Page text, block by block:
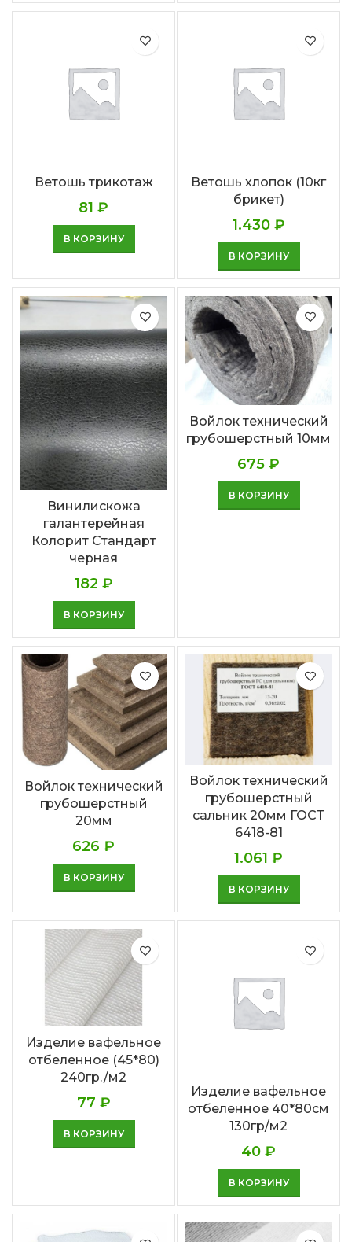
Ветошь трикотаж
81 ₽
В КОРЗИНУ
Ветошь хлопок (10кг
брикет)
1.430 ₽
В КОРЗИНУ
Винилискожа
галантерейная
Колорит Стандарт
черная
182 ₽
В КОРЗИНУ
Войлок технический
грубошерстный 10мм
675 ₽
В КОРЗИНУ
Войлок технический
грубошерстный
20мм
626 ₽
В КОРЗИНУ
Войлок технический
грубошерстный
сальник 20мм ГОСТ
6418-81
1.061 ₽
В КОРЗИНУ
Изделие вафельное
отбеленное (45*80)
240гр./м2
77 ₽
В КОРЗИНУ
Изделие вафельное
отбеленное 40*80см
130гр/м2
40 ₽
В КОРЗИНУ